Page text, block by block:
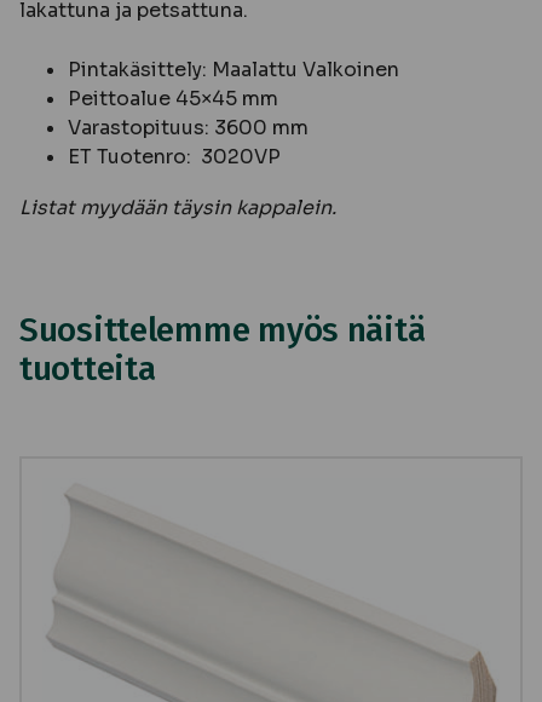
lakattuna ja petsattuna.
Pintakäsittely: Maalattu Valkoinen
Peittoalue 45×45 mm
Varastopituus: 3600 mm
ET Tuotenro: 3020VP
Listat myydään täysin kappalein.
Suosittelemme myös näitä
tuotteita